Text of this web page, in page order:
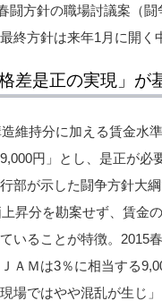
闘方針の職場討議案（
終方針は来年1月に開く
差是正の実現」が
維持分に加える賃金水
円」とし、是正が必
部が示した闘争方針大
昇分を勘案せず、賃金
いることが特徴。2015
ＡＭは3％に相当する
場ではやや混乱が生じ